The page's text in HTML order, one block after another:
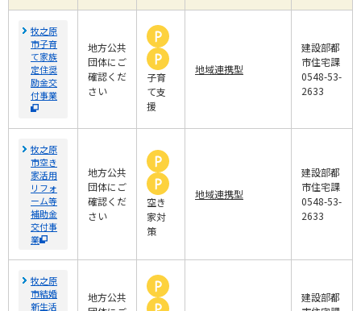
牧之原
市子育
て家族
定住奨
励金交
付事業
地方公共
団体にご
確認くだ
さい
子育
て支
援
地域連携型
建設部都
市住宅課
0548-53-
2633
牧之原
市空き
家活用
リフォ
ーム等
補助金
交付事
業
地方公共
団体にご
確認くだ
さい
空き
家対
策
地域連携型
建設部都
市住宅課
0548-53-
2633
牧之原
市結婚
新生活
地方公共
建設部都